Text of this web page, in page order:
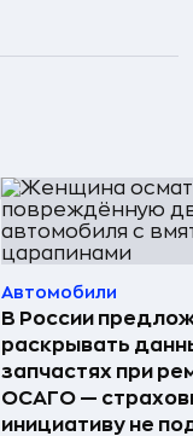
Автомобили
В России
раскрывать
запчастях при
ОСАГО —
инициативу не